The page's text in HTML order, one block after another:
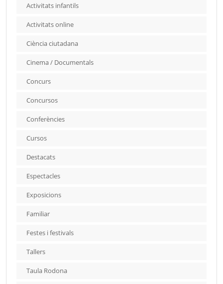
Activitats infantils
Activitats online
Ciència ciutadana
Cinema / Documentals
Concurs
Concursos
Conferències
Cursos
Destacats
Espectacles
Exposicions
Familiar
Festes i festivals
Tallers
Taula Rodona